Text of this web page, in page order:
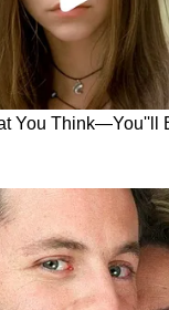
অ্যাম্বুলেন্স
অধিকারী
না পাওয়ার
মনিটরিং
সংক্রান্ত সমস্ত
থাকবে।